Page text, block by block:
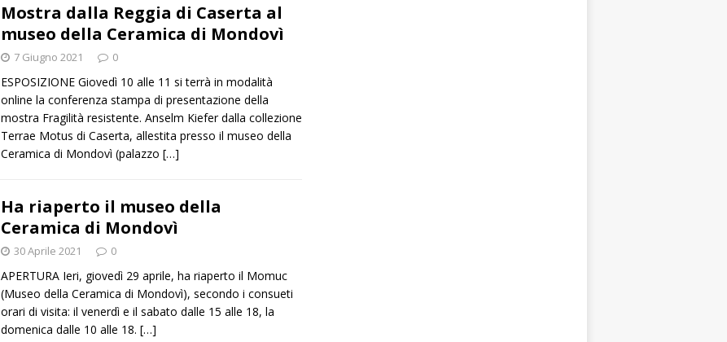
Mostra dalla Reggia di Caserta al
museo della Ceramica di Mondovì
7 Giugno 2021 0
ESPOSIZIONE Giovedì 10 alle 11 si terrà in modalità
online la conferenza stampa di presentazione della
mostra Fragilità resistente. Anselm Kiefer dalla collezione
Terrae Motus di Caserta, allestita presso il museo della
Ceramica di Mondovì (palazzo […]
Ha riaperto il museo della
Ceramica di Mondovì
30 Aprile 2021 0
APERTURA Ieri, giovedì 29 aprile, ha riaperto il Momuc
(Museo della Ceramica di Mondovì), secondo i consueti
orari di visita: il venerdì e il sabato dalle 15 alle 18, la
domenica dalle 10 alle 18. […]